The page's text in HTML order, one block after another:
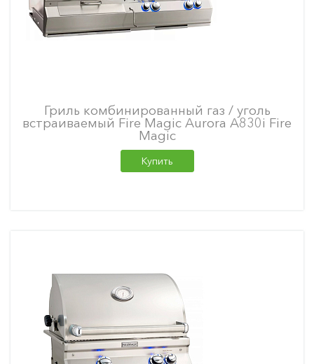
Гриль комбинированный газ / уголь
встраиваемый Fire Magic Aurora A830i Fire
Magic
Купить